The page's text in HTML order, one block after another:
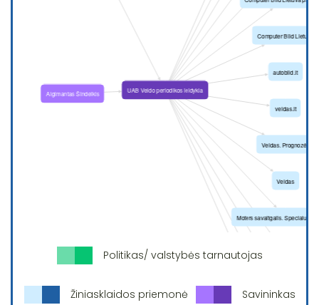
Politikas/ valstybės tarnautojas
Žiniasklaidos priemonė Savininkas